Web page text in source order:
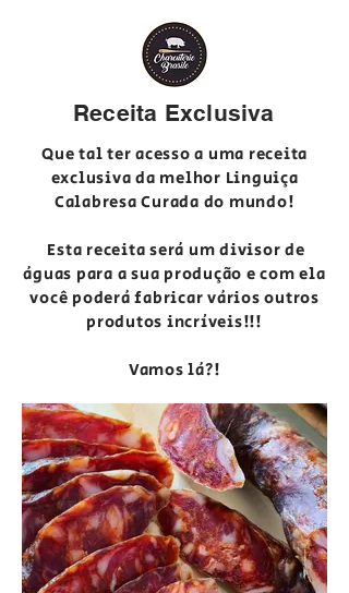
Receita Exclusiva
Que tal ter acesso a uma receita
exclusiva da melhor Linguiça
Calabresa Curada do mundo!
Esta receita será um divisor de
águas para a sua produção e com ela
você poderá fabricar vários outros
produtos incríveis!!!
Vamos lá?!